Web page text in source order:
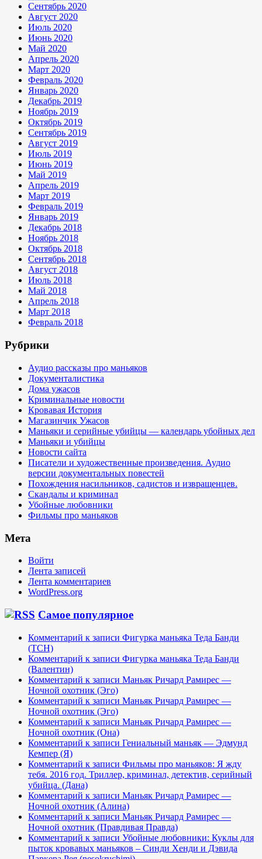
Сентябрь 2020
Август 2020
Июль 2020
Июнь 2020
Май 2020
Апрель 2020
Март 2020
Февраль 2020
Январь 2020
Декабрь 2019
Ноябрь 2019
Октябрь 2019
Сентябрь 2019
Август 2019
Июль 2019
Июнь 2019
Май 2019
Апрель 2019
Март 2019
Февраль 2019
Январь 2019
Декабрь 2018
Ноябрь 2018
Октябрь 2018
Сентябрь 2018
Август 2018
Июль 2018
Май 2018
Апрель 2018
Март 2018
Февраль 2018
Рубрики
Аудио рассказы про маньяков
Документалистика
Дома ужасов
Криминальные новости
Кровавая История
Магазинчик Ужасов
Маньяки и серийные убийцы — календарь убойных дел
Маньяки и убийцы
Новости сайта
Писатели и художественные произведения. Аудио
версии документальных повестей
Похождения насильников, садистов и извращенцев.
Скандалы и криминал
Убойные любовники
Фильмы про маньяков
Мета
Войти
Лента записей
Лента комментариев
WordPress.org
Самое популярное
Комментарий к записи Фигурка маньяка Теда Банди
(TCH)
Комментарий к записи Фигурка маньяка Теда Банди
(Валентин)
Комментарий к записи Маньяк Ричард Рамирес —
Ночной охотник (Эго)
Комментарий к записи Маньяк Ричард Рамирес —
Ночной охотник (Эго)
Комментарий к записи Маньяк Ричард Рамирес —
Ночной охотник (Она)
Комментарий к записи Гениальный маньяк — Эдмунд
Кемпер (Я)
Комментарий к записи Фильмы про маньяков: Я жду
тебя. 2016 год. Триллер, криминал, детектив, серийный
убийца. (Дана)
Комментарий к записи Маньяк Ричард Рамирес —
Ночной охотник (Алина)
Комментарий к записи Маньяк Ричард Рамирес —
Ночной охотник (Правдивая Правда)
Комментарий к записи Убойные любовники: Куклы для
пыток кровавых маньяков – Синди Хенди и Дэвида